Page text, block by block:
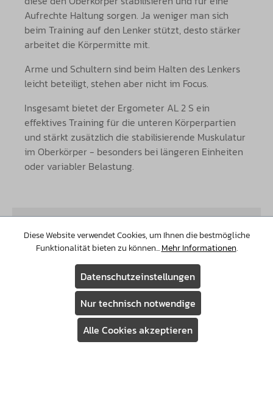
Aufrechte Haltung sorgen. Ja weniger man sich
beim Training auf den Lenker stützt, desto stärker
arbeitet die Körpermitte mit.
Arme und Schultern sind beim Halten des Lenkers
leicht beteiligt, stehen aber nicht im Focus.
Insgesamt bietet der Ergometer AL 2 S ein
effektives Training für die unteren Körperpartien
und stärkt zusätzlich die stabilisierende Muskulatur
im Oberkörper - besonders bei längeren Einheiten
oder variabler Belastung.
DIESES PRODUKT IST KOMPATIBEL MIT:
Kinomap App
Assistent
Diese Website verwendet Cookies, um Ihnen die bestmögliche
Funktionalität bieten zu können...Mehr Informationen.
Datenschutzeinstellungen
Nur technisch notwendige
Alle Cookies akzeptieren